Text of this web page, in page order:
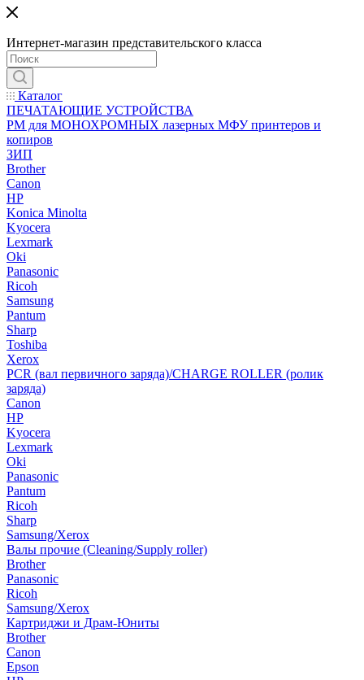
Интернет-магазин представительского класса
Каталог
ПЕЧАТАЮЩИЕ УСТРОЙСТВА
РМ для МОНОХРОМНЫХ лазерных МФУ принтеров и
копиров
ЗИП
Brother
Canon
HP
Konica Minolta
Kyocera
Lexmark
Oki
Panasonic
Ricoh
Samsung
Pantum
Sharp
Toshiba
Xerox
PCR (вал первичного заряда)/CHARGE ROLLER (ролик
заряда)
Canon
HP
Kyocera
Lexmark
Oki
Panasonic
Pantum
Ricoh
Sharp
Samsung/Xerox
Валы прочие (Cleaning/Supply roller)
Brother
Panasonic
Ricoh
Samsung/Xerox
Картриджи и Драм-Юниты
Brother
Canon
Epson